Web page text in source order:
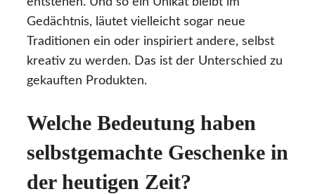
Gedächtnis, läutet vielleicht sogar neue
Traditionen ein oder inspiriert andere, selbst
kreativ zu werden. Das ist der Unterschied zu
gekauften Produkten.
Welche Bedeutung haben
selbstgemachte Geschenke in
der heutigen Zeit?